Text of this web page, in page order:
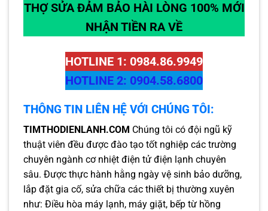
THỢ SỬA ĐẢM BẢO HÀI LÒNG 100% MỚI
NHẬN TIỀN RA VỀ
HOTLINE 1: 0984.86.9949
HOTLINE 2: 0904.58.6800
THÔNG TIN LIÊN HỆ VỚI CHÚNG TÔI:
TIMTHODIENLANH.COM Chúng tôi có đội ngũ kỹ
thuật viên đều được đào tạo tốt nghiệp các trường
chuyên ngành cơ nhiệt điện tử điện lạnh chuyên
sâu. Được thực hành hằng ngày vệ sinh bảo dưỡng,
lắp đặt gia cố, sửa chữa các thiết bị thường xuyên
như: Điều hòa máy lạnh, máy giặt, bếp từ hồng